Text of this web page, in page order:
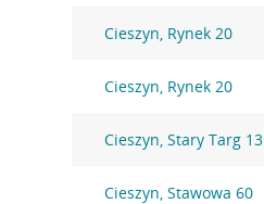
Cieszyn, Rynek 20
Cieszyn, Rynek 20
Cieszyn, Stary Targ 13
Cieszyn, Stawowa 60